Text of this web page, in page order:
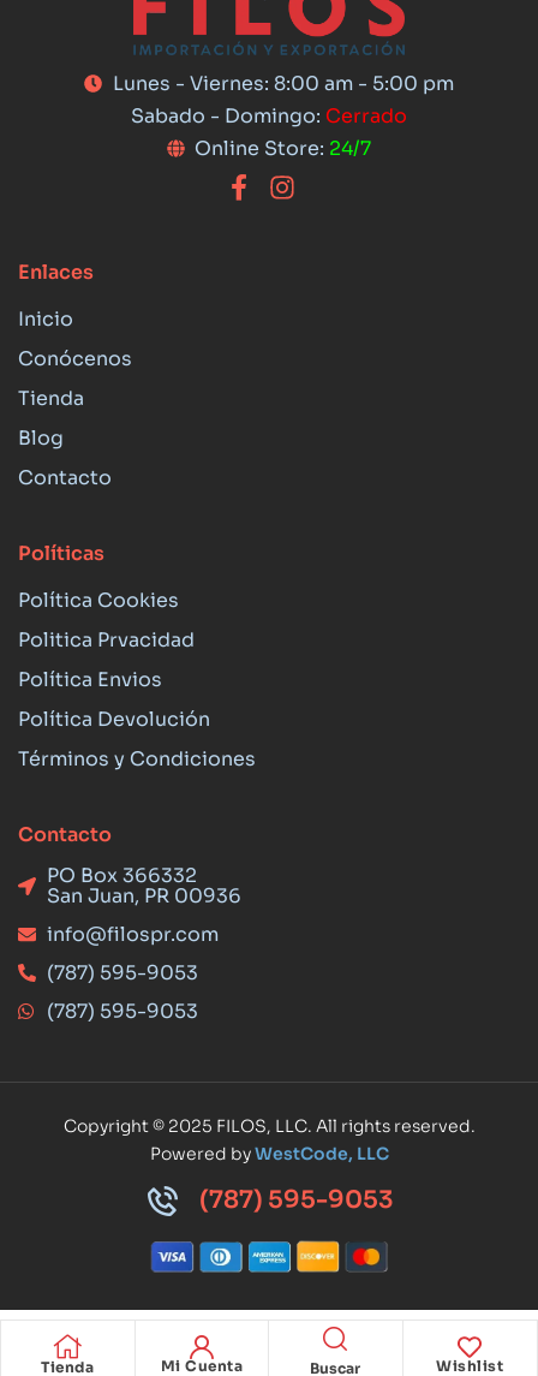
Tienda Mi Cuenta Wishlist
Lunes - Viernes: 8:00 am - 5:00 pm
Sabado - Domingo: Cerrado
Online Store: 24/7
Enlaces
Inicio
Conócenos
Tienda
Blog
Contacto
Políticas
Política Cookies
Politica Prvacidad
Política Envios
Política Devolución
Términos y Condiciones
Contacto
PO Box 366332
San Juan, PR 00936
info@filospr.com
(787) 595-9053
(787) 595-9053
Copyright © 2025 FILOS, LLC. All rights reserved.
Powered byWestCode, LLC
(787) 595-9053